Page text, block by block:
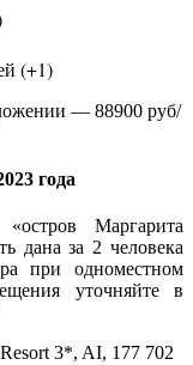
(+1)
— 88900 руб/
года
Маргарита
дана за 2 человека
при одноместном
уточняйте в
3*, AI, 177 702